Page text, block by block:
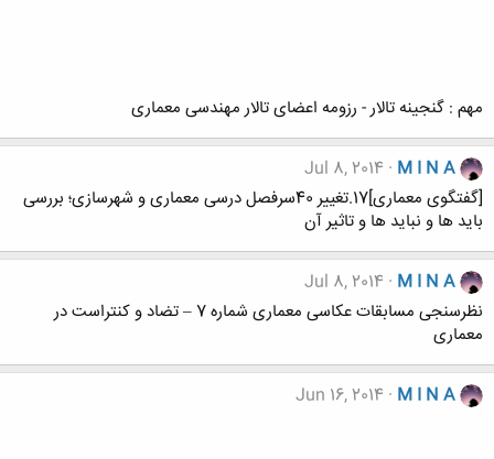
مهم : گنجینه تالار - رزومه اعضای تالار مهندسی معماری
M I N A
Jul 8, 2014
[گفتگوی معماری]17.تغییر 40سرفصل درسی معماری و شهرسازی؛ بررسی
باید ها و نباید ها و تاثیر آن
M I N A
Jul 8, 2014
نظرسنجی مسابقات عکاسی معماری شماره 7 – تضاد و کنتراست در
معماری
M I N A
Jun 16, 2014